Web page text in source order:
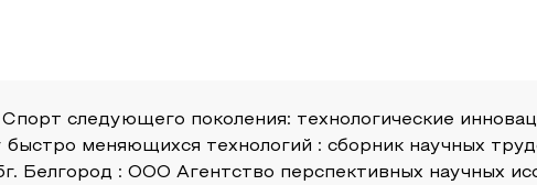
следующего поколения: технологические
быстро меняющихся технологий : сборник научных
Белгород : ООО Агентство перспективных научных